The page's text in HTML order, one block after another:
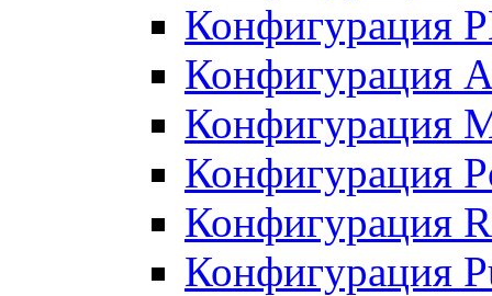
Конфигурация
Конфигурация
Конфигурация
Конфигурация
Конфигурация
Конфигурация